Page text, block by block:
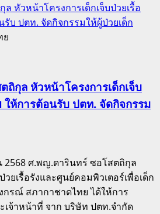
หัวหน้าโครงการเด็กเจ็บป่วยเรื้อ
บ ปตท. จัดกิจกรรมให้ผู้ป่วยเด็ก
กุล หัวหน้าโครงการเด็กเจ็บ
ให้การต้อนรับ ปตท. จัดกิจกรรม
2568 ศ.พญ.ดารินทร์ ซอโสตถิกุล
ยเรื้อรังและศูนย์คอมพิวเตอร์เพื่อเด็ก
กรณ์ สภากาชาดไทย ได้ให้การ
จ้าหน้าที่ จาก บริษัท ปตท.จำกัด